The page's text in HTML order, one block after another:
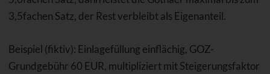
3,5fachen Satz, der Rest verbleibt als Eigenanteil.
Beispiel (fiktiv): Einlagefüllung einflächig, GOZ-
Grundgebühr 60 EUR, multipliziert mit Steigerungsfaktor